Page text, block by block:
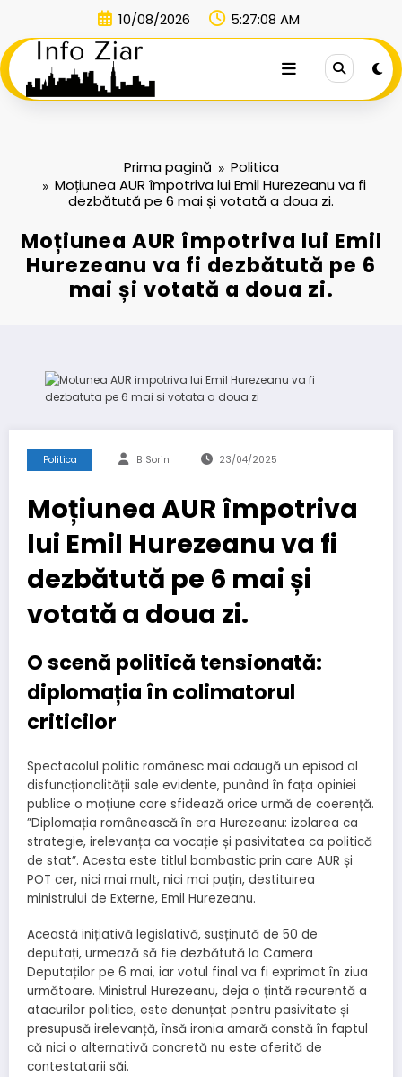
conținut
10/08/2026 5:27:08 AM
Prima pagină
Politica
Moțiunea AUR împotriva lui Emil Hurezeanu va fi
dezbătută pe 6 mai și votată a doua zi.
Moțiunea AUR împotriva lui Emil
Hurezeanu va fi dezbătută pe 6
mai și votată a doua zi.
Politica B Sorin 23/04/2025
Moțiunea AUR împotriva
lui Emil Hurezeanu va fi
dezbătută pe 6 mai și
votată a doua zi.
O scenă politică tensionată:
diplomația în colimatorul
criticilor
Spectacolul politic românesc mai adaugă un episod al
disfuncționalității sale evidente, punând în fața opiniei
publice o moțiune care sfidează orice urmă de coerență.
”Diplomația românească în era Hurezeanu: izolarea ca
strategie, irelevanța ca vocație și pasivitatea ca politică
de stat”. Acesta este titlul bombastic prin care AUR și
POT cer, nici mai mult, nici mai puțin, destituirea
ministrului de Externe, Emil Hurezeanu.
Această inițiativă legislativă, susținută de 50 de
deputați, urmează să fie dezbătută la Camera
Deputaților pe 6 mai, iar votul final va fi exprimat în ziua
următoare. Ministrul Hurezeanu, deja o țintă recurentă a
atacurilor politice, este denunțat pentru pasivitate și
presupusă irelevanță, însă ironia amară constă în faptul
că nici o alternativă concretă nu este oferită de
contestatarii săi.